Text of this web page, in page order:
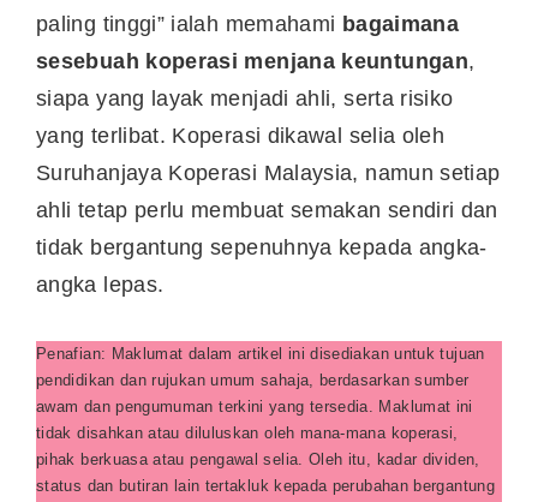
paling tinggi” ialah memahami bagaimana
sesebuah koperasi menjana keuntungan,
siapa yang layak menjadi ahli, serta risiko
yang terlibat. Koperasi dikawal selia oleh
Suruhanjaya Koperasi Malaysia, namun setiap
ahli tetap perlu membuat semakan sendiri dan
tidak bergantung sepenuhnya kepada angka-
angka lepas.
Penafian: Maklumat dalam artikel ini disediakan untuk tujuan
pendidikan dan rujukan umum sahaja, berdasarkan sumber
awam dan pengumuman terkini yang tersedia. Maklumat ini
tidak disahkan atau diluluskan oleh mana-mana koperasi,
pihak berkuasa atau pengawal selia. Oleh itu, kadar dividen,
status dan butiran lain tertakluk kepada perubahan bergantung